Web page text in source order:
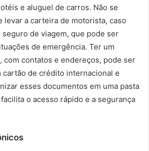
e aluguel de carros. Não se
levar a carteira de motorista, caso
de viagem, que pode ser
de emergência. Ter um
com contatos e endereços, pode ser
cartão de crédito internacional e
esses documentos em uma pasta
o acesso rápido e a segurança